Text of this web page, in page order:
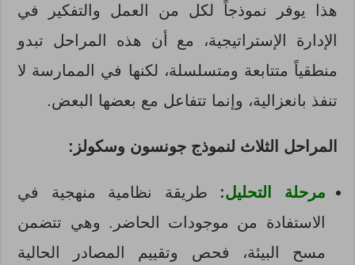
هذا يوفر نموذجاً لكل من العمل والتفكير في
الإدارة الإستراتيجية، مع أن هذه المراحل تبدو
منطقياً متتابعة ومتسلسلة، لكنها في الممارسة لا
تنفذ بانعزالية، وإنما تتفاعل مع بعضها البعض.
المراحل الثلاث لنموذج جونسون وسكولز:
مرحلة التحليل: طريقة نظامية منهجية في
الاستفادة من موجودات الحاضر. وهي تتضمن
مسح البيئة، فحص وتقييم المصادر الحالية